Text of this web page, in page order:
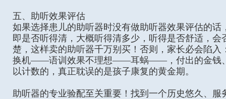
五、助听效果评估
如果选择患儿的助听器时没有做助听器效果评估的话
即是否听得清，大概听得清多少，听得是否舒适，会
楚，这样卖的助听器千万别买！否则，家长必会陷
换机——语训效果不理想——耳蜗——，付出的金钱
以计数的，真正耽误的是孩子康复的黄金期。
助听器的专业验配至关重要！找到一个历史悠久、服